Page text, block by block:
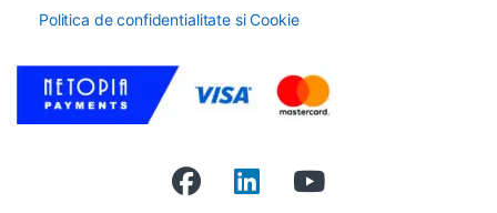
Politica de confidentialitate si Cookie